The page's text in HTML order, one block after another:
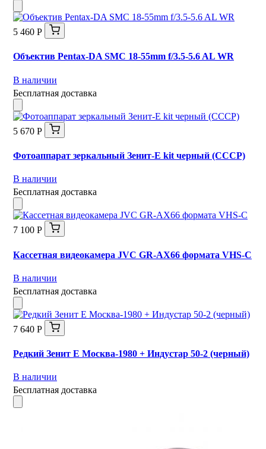
5 460 Р
Объектив Pentax-DA SMC 18-55mm f/3.5-5.6 AL WR
В наличии
Бесплатная доставка
5 670 Р
Фотоаппарат зеркальный Зенит-Е kit черный (СССР)
В наличии
Бесплатная доставка
7 100 Р
Кассетная видеокамера JVC GR-AX66 формата VHS-C
В наличии
Бесплатная доставка
7 640 Р
Редкий Зенит Е Москва-1980 + Индустар 50-2 (черный)
В наличии
Бесплатная доставка